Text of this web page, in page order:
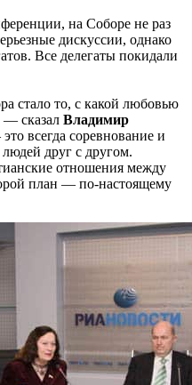
на Соборе не раз
дискуссии, однако
Все делегаты покидали
стало то, с какой любовью
— сказал Владимир
всегда соревнование и
друг с другом.
отношения между
план — по-настоящему